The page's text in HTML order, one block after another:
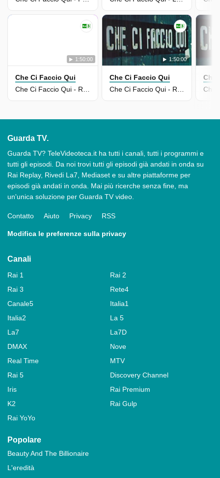
1:50:00
Che Ci Faccio Qui
1:50:00
Che Ci Faccio Qui
Che
Guarda TV.
Guarda TV? TeleVideoteca.it ha tutti i canali, tutti i programmi e
tutti gli episodi. Da noi trovi tutti gli episodi già andati in onda su
Rai Replay, Rivedi La7, Mediaset e su altre piattaforme per
episodi già andati in onda. Mai più ricerche senza fine, ma
un'unica soluzione per Guarda TV video.
Contatto Aiuto Privacy RSS
Modifica le preferenze sulla privacy
Canali
Rai 1
Rai 2
Rai 3
Rete4
Canale5
Italia1
Italia2
La 5
La7
La7D
DMAX
Nove
Real Time
MTV
Rai 5
Discovery Channel
Iris
Rai Premium
K2
Rai Gulp
Rai YoYo
Popolare
Beauty And The Billionaire
L'eredità